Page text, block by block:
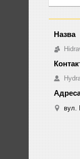
вул.